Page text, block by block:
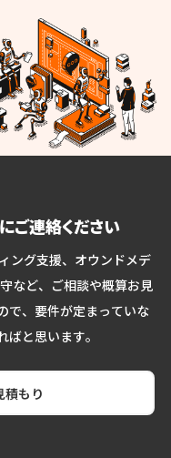
ご連絡ください
ング支援、オウンドメデ
など、ご相談や概算お見
で、要件が定まっていな
と思います。
積もり